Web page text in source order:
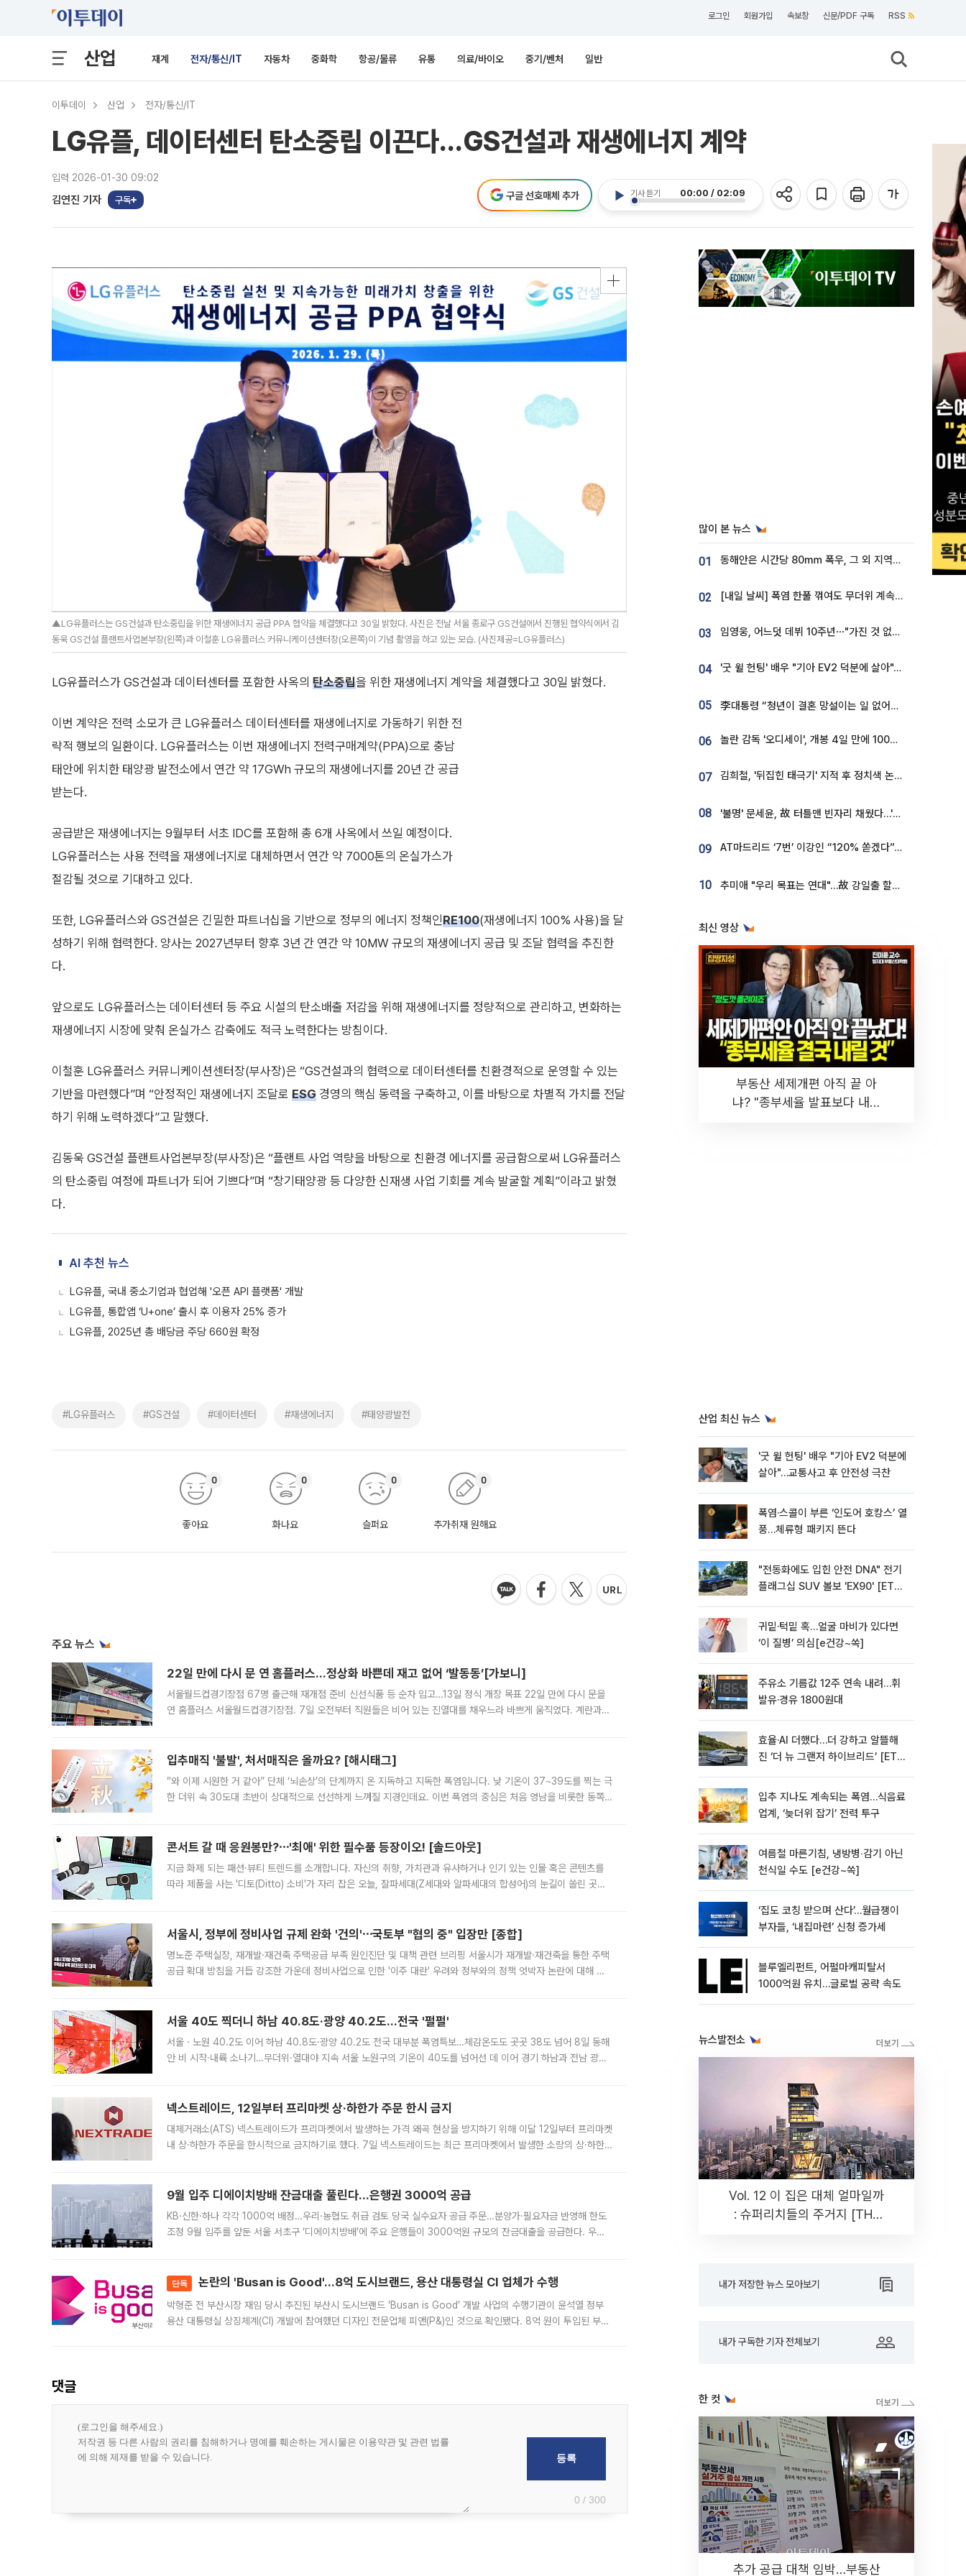
로그인 회원가입 속보창 신문/PDF 구독 RSS
산업 재계 전자/통신/IT 자동차 중화학 항공/물류 유통 의료/바이오 중기/벤처 일반
이투데이 산업 전자/통신/IT
LG유플, 데이터센터 탄소중립 이끈다…GS건설과 재생에너지 계약
입력 2026-01-30 09:02
김연진 기자 구독
기사 듣기 00:00 / 02:09
구글 선호매체 추가
▲LG유플러스는 GS건설과 탄소중립을 위한 재생에너지 공급 PPA 협약을 체결했다고 30일 밝혔다. 사진은 전날 서울 종로구 GS건설에서 진행된 협약식에서 김
동욱 GS건설 플랜트사업본부장(왼쪽)과 이철훈 LG유플러스 커뮤니케이션센터장(오른쪽)이 기념 촬영을 하고 있는 모습. (사진제공=LG유플러스)
LG유플러스가 GS건설과 데이터센터를 포함한 사옥의 탄소중립을 위한 재생에너지 계약을 체결했다고 30일 밝혔다.
이번 계약은 전력 소모가 큰 LG유플러스 데이터센터를 재생에너지로 가동하기 위한 전
략적 행보의 일환이다. LG유플러스는 이번 재생에너지 전력구매계약(PPA)으로 충남
태안에 위치한 태양광 발전소에서 연간 약 17GWh 규모의 재생에너지를 20년 간 공급
받는다.
공급받은 재생에너지는 9월부터 서초 IDC를 포함해 총 6개 사옥에서 쓰일 예정이다.
LG유플러스는 사용 전력을 재생에너지로 대체하면서 연간 약 7000톤의 온실가스가
절감될 것으로 기대하고 있다.
또한, LG유플러스와 GS건설은 긴밀한 파트너십을 기반으로 정부의 에너지 정책인RE100(재생에너지 100% 사용)을 달
성하기 위해 협력한다. 양사는 2027년부터 향후 3년 간 연간 약 10MW 규모의 재생에너지 공급 및 조달 협력을 추진한
다.
앞으로도 LG유플러스는 데이터센터 등 주요 시설의 탄소배출 저감을 위해 재생에너지를 정량적으로 관리하고, 변화하는
재생에너지 시장에 맞춰 온실가스 감축에도 적극 노력한다는 방침이다.
이철훈 LG유플러스 커뮤니케이션센터장(부사장)은 “GS건설과의 협력으로 데이터센터를 친환경적으로 운영할 수 있는
기반을 마련했다”며 “안정적인 재생에너지 조달로 ESG 경영의 핵심 동력을 구축하고, 이를 바탕으로 차별적 가치를 전달
하기 위해 노력하겠다”고 말했다.
김동욱 GS건설 플랜트사업본부장(부사장)은 “플랜트 사업 역량을 바탕으로 친환경 에너지를 공급함으로써 LG유플러스
의 탄소중립 여정에 파트너가 되어 기쁘다”며 “창기태양광 등 다양한 신재생 사업 기회를 계속 발굴할 계획”이라고 밝혔
다.
AI 추천 뉴스
LG유플, 국내 중소기업과 협업해 '오픈 API 플랫폼' 개발
LG유플, 통합앱 ‘U+one’ 출시 후 이용자 25% 증가
LG유플, 2025년 총 배당금 주당 660원 확정
#LG유플러스 #GS건설 #데이터센터 #재생에너지 #태양광발전
좋아요
0
화나요
0
슬퍼요
0
추가취재 원해요
0
주요 뉴스
22일 만에 다시 문 연 홈플러스…정상화 바쁜데 재고 없어 ‘발동동’[가보니]
서울월드컵경기장점 67명 출근해 재개점 준비 신선식품 등 순차 입고…13일 정식 개장 목표 22일 만에 다시 문을
연 홈플러스 서울월드컵경기장점. 7일 오전부터 직원들은 비어 있는 진열대를 채우느라 바쁘게 움직였다. 계란과
입추매직 '불발', 처서매직은 올까요? [해시태그]
“와 이제 시원한 거 같아” 단체 ‘뇌손상’의 단계까지 온 지독하고 지독한 폭염입니다. 낮 기온이 37~39도를 찍는 극
한 더위 속 30도대 초반이 상대적으로 선선하게 느껴질 지경인데요. 이번 폭염의 중심은 처음 영남을 비롯한 동쪽
콘서트 갈 때 응원봉만?⋯'최애' 위한 필수품 등장이오! [솔드아웃]
지금 화제 되는 패션·뷰티 트렌드를 소개합니다. 자신의 취향, 가치관과 유사하거나 인기 있는 인물 혹은 콘텐츠를
따라 제품을 사는 '디토(Ditto) 소비'가 자리 잡은 오늘, 잘파세대(Z세대와 알파세대의 합성어)의 눈길이 쏠린 곳은
서울시, 정부에 정비사업 규제 완화 '건의'⋯국토부 "협의 중" 입장만 [종합]
명노준 주택실장, 재개발·재건축 주택공급 부족 원인진단 및 대책 관련 브리핑 서울시가 재개발·재건축을 통한 주택
공급 확대 방침을 거듭 강조한 가운데 정비사업으로 인한 '이주 대란' 우려와 정부와의 정책 엇박자 논란에 대해 정
서울 40도 찍더니 하남 40.8도·광양 40.2도…전국 '펄펄'
서울ㆍ노원 40.2도 이어 하남 40.8도·광양 40.2도 전국 대부분 폭염특보…체감온도도 곳곳 38도 넘어 8일 동해
안 비 시작·내륙 소나기…무더위·열대야 지속 서울 노원구의 기온이 40도를 넘어선 데 이어 경기 하남과 전남 광양
넥스트레이드, 12일부터 프리마켓 상·하한가 주문 한시 금지
대체거래소(ATS) 넥스트레이드가 프리마켓에서 발생하는 가격 왜곡 현상을 방지하기 위해 이달 12일부터 프리마켓
내 상·하한가 주문을 한시적으로 금지하기로 했다. 7일 넥스트레이드는 최근 프리마켓에서 발생한 소량의 상·하한
9월 입주 디에이치방배 잔금대출 풀린다…은행권 3000억 공급
KB·신한·하나 각각 1000억 배정…우리·농협도 취급 검토 당국 실수요자 공급 주문…분양가·필요자금 반영해 한도
조정 9월 입주를 앞둔 서울 서초구 ‘디에이치방배’에 주요 은행들이 3000억원 규모의 잔금대출을 공급한다. 우리
단독 논란의 'Busan is Good'…8억 도시브랜드, 용산 대통령실 CI 업체가 수행
박형준 전 부산시장 재임 당시 추진된 부산시 도시브랜드 ‘Busan is Good’ 개발 사업의 수행기관이 윤석열 정부
용산 대통령실 상징체계(CI) 개발에 참여했던 디자인 전문업체 피앤(P&)인 것으로 확인됐다. 8억 원이 투입된 부산
댓글
0 / 300
많이 본 뉴스
01 동해안은 시간당 80㎜ 폭우, 그 외 지역은 폭염…‘극과 극 날씨’
02 [내일 날씨] 폭염 한풀 꺾여도 무더위 계속⋯동해안 이틀 연속 비
03 임영웅, 어느덧 데뷔 10주년⋯"가진 것 없던 시절, 내 앞엔 20명의 팬뿐"
04 '굿 윌 헌팅' 배우 "기아 EV2 덕분에 살아"…교통사고 후 안전성 극찬
05 李대통령 “청년이 결혼 망설이는 일 없어야...제도상 불이익 조사”
06 놀란 감독 '오디세이', 개봉 4일 만에 100만 돌파⋯'왕사남' 보다 빠르다
07 김희철, '뒤집힌 태극기' 지적 후 정치색 논란…"좌우 떠나 우리나라 국기"
08 '불명' 문세윤, 故 터틀맨 빈자리 채웠다…'거북이' 눈물의 최종 우승
09 AT마드리드 ‘7번’ 이강인 “120% 쏟겠다”⋯시메오네 감독 “필요한 선수”
10 추미애 "우리 목표는 연대"…故 강일출 할머니 흉상 제막
최신 영상
부동산 세제개편 아직 끝 아
냐? "종부세율 발표보다 내릴
산업 최신 뉴스
'굿 윌 헌팅' 배우 "기아 EV2 덕분에
살아"…교통사고 후 안전성 극찬
폭염·스콜이 부른 ‘인도어 호캉스’ 열
풍…체류형 패키지 뜬다
"전동화에도 입힌 안전 DNA" 전기
플래그십 SUV 볼보 'EX90' [ET의
귀밑·턱밑 혹…얼굴 마비가 있다면
‘이 질병’ 의심[e건강~쏙]
주유소 기름값 12주 연속 내려…휘
발유·경유 1800원대
효율·AI 더했다…더 강하고 알뜰해
진 ‘더 뉴 그랜저 하이브리드’ [ET의
입추 지나도 계속되는 폭염…식음료
업계, ‘늦더위 잡기’ 전력 투구
여름철 마른기침, 냉방병‧감기 아닌
천식일 수도 [e건강~쏙]
‘집도 코칭 받으며 산다’…월급쟁이
부자들, ‘내집마련’ 신청 증가세
블루엘리펀트, 어펄마캐피탈서
1000억원 유치…글로벌 공략 속도
뉴스발전소
Vol. 12 이 집은 대체 얼마일까
: 슈퍼리치들의 주거지 [THE
내가 저장한 뉴스 모아보기
내가 구독한 기자 전체보기
한 컷
추가 공급 대책 임박…부동산